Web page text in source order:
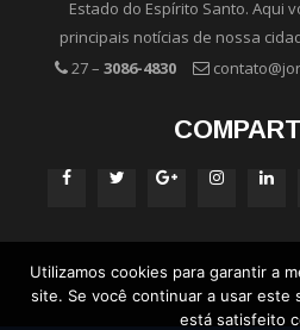
Estado do Espírito Santo. Aqui
principais notícias de nossa
27 – 3086-4830
Utilizamos cookies para garantir a
site. Se você continuar a usar este
está satisfeito